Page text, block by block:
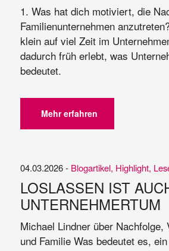
1. Was hat dich motiviert, die
Familienunternehmen
klein auf viel Zeit im
dadurch früh erlebt, was
bedeutet.
Mehr erfahren
04.03.2026 - Blogartikel, Highlight,
LOSLASSEN IST
UNTERNEHMERTUM
Michael Lindner über Nachfolge,
und Familie Was bedeutet es,